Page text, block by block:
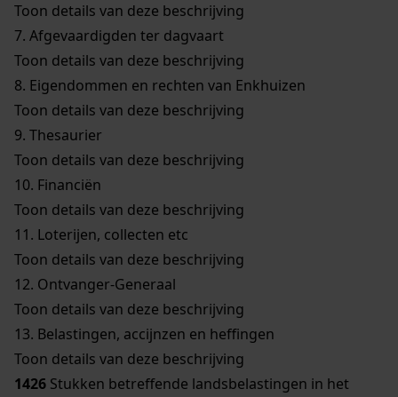
Toon details van deze beschrijving
7. Afgevaardigden ter dagvaart
Toon details van deze beschrijving
8. Eigendommen en rechten van Enkhuizen
Toon details van deze beschrijving
9. Thesaurier
Toon details van deze beschrijving
10. Financiën
Toon details van deze beschrijving
11. Loterijen, collecten etc
Toon details van deze beschrijving
12. Ontvanger-Generaal
Toon details van deze beschrijving
13. Belastingen, accijnzen en heffingen
Toon details van deze beschrijving
1426 Stukken betreffende landsbelastingen in het